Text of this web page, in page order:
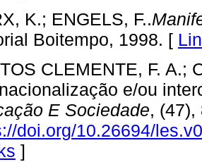
K.; ENGELS, F..
Boitempo, 1998. [
CLEMENTE, F. A.;
e/ou
E Sociedade, (47),
doi.org/10.26694/
]